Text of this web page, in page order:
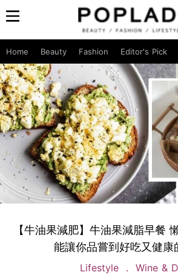
Home Beauty Fashion Editor's Pick
【牛油果減肥】牛油果減脂早餐
能讓你品嘗到好吃又健康
Lifestyle Wine &